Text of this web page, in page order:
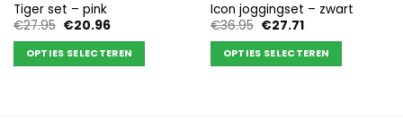
Tiger set – pink
€27.95 Oorspronkelijke
was:
€27.95.
€20.96Huidige
is:
€20.96.
OPTIES SELECTEREN
Icon joggingset – zwart
€36.95 Oorspronkelijke
was:
€36.95.
€27.71Huidige
is:
€27.71.
OPTIES SELECTEREN